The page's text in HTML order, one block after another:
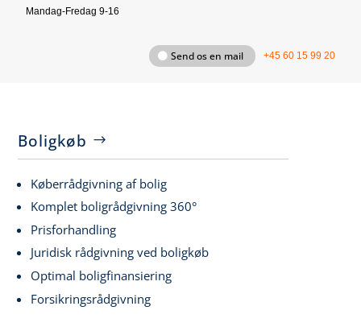
Mandag-Fredag 9-16
Send os en mail +45 60 15 99 20
Boligkøb
Køberrådgivning af bolig
Komplet boligrådgivning 360°
Prisforhandling
Juridisk rådgivning ved boligkøb
Optimal boligfinansiering
Forsikringsrådgivning